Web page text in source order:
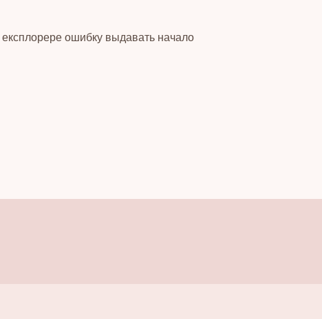
ошибку выдавать начало